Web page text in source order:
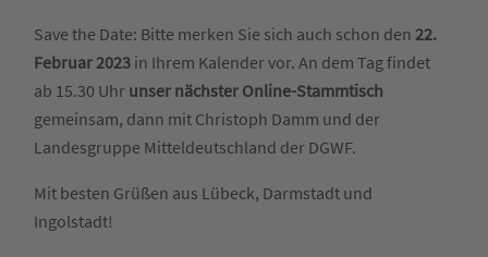
Save the Date: Bitte merken Sie sich auch schon den 22.
Februar 2023 in Ihrem Kalender vor. An dem Tag findet
ab 15.30 Uhr unser nächster Online-Stammtisch
gemeinsam, dann mit Christoph Damm und der
Landesgruppe Mitteldeutschland der DGWF.
Mit besten Grüßen aus Lübeck, Darmstadt und
Ingolstadt!